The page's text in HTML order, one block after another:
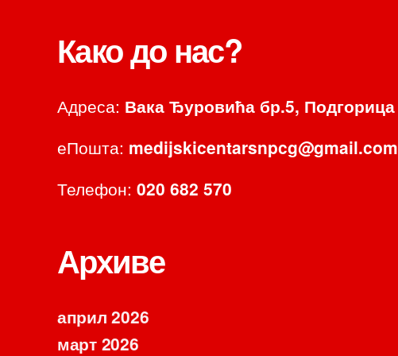
Како до нас?
Адреса: Вака Ђуровића бр.5, Подгорица
еПошта: medijskicentarsnpcg@gmail.com
Телефон: 020 682 570
Архиве
април 2026
март 2026